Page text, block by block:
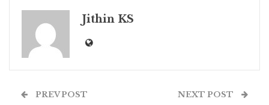
Jithin KS
PREV POST NEXT POST